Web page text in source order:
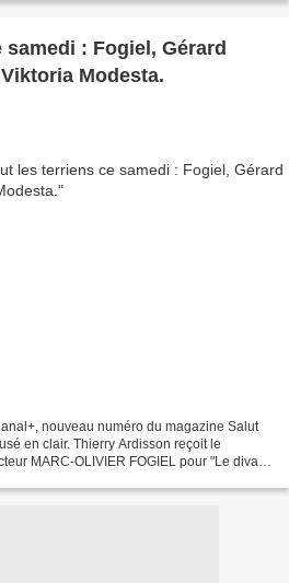
: Fogiel, Gérard
Modesta.
nouveau numéro du magazine Salut
en clair. Thierry Ardisson reçoit le
MARC-OLIVIER FOGIEL pour "Le divan